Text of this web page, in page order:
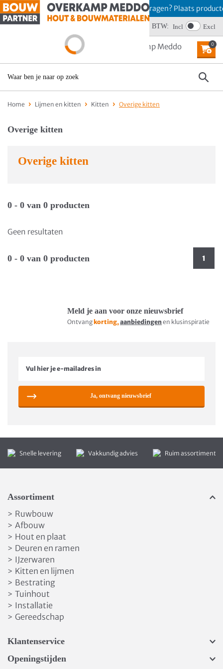
Offerte aanvragen? Plaats
Wij scoren een 4,6 BTW: Incl Excl
0
Home Lijmen en kitten Kitten Overige kitten
Overige kitten
Overige kitten
0 - 0 van 0 producten
Geen resultaten
0 - 0 van 0 producten 1
Meld je aan voor onze nieuwsbrief
Ontvang korting,aanbiedingen en klusinspiratie
Ja, ontvang nieuwsbrief
Snelle levering Vakkundig advies Ruim assortiment
Assortiment
> Ruwbouw
> Afbouw
> Hout en plaat
> Deuren en ramen
> IJzerwaren
> Kitten en lijmen
> Bestrating
> Tuinhout
> Installatie
> Gereedschap
Klantenservice
Openingstijden